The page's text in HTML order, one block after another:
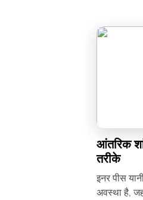
आंतरिक
तरीके
इनर पीस
अवस्था है,